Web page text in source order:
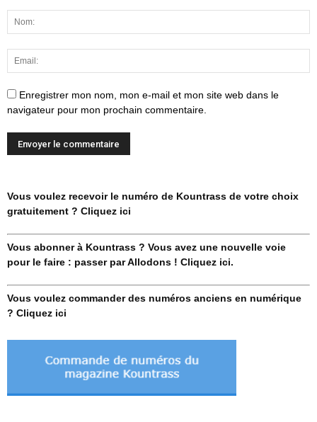
Enregistrer mon nom, mon e-mail et mon site web dans le
navigateur pour mon prochain commentaire.
Vous voulez recevoir le numéro de Kountrass de votre choix
gratuitement ? Cliquez ici
Vous abonner à Kountrass ? Vous avez une nouvelle voie
pour le faire : passer par Allodons ! Cliquez ici.
Vous voulez commander des numéros anciens en numérique
? Cliquez ici